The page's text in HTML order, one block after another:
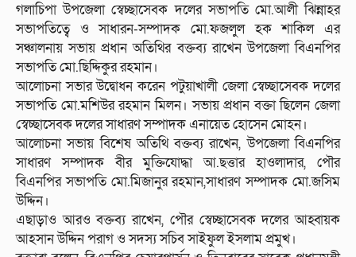
গলাচিপা উপজেলা স্বেচ্ছাসেবক দলের সভাপতি মো.আলী ঝিন্নাহর
সভাপতিত্বে ও সাধারন-সম্পাদক মো.ফজলুল হক শাকিল এর
সঞ্চালনায় সভায় প্রধান অতিথির বক্তব্য রাখেন উপজেলা বিএনপির
সভাপতি মো.ছিদ্দিকুর রহমান।
আলোচনা সভার উদ্বোধন করেন পটুয়াখালী জেলা স্বেচ্ছাসেবক দলের
সভাপতি মো.মশিউর রহমান মিলন। সভায় প্রধান বক্তা ছিলেন জেলা
স্বেচ্ছাসেবক দলের সাধারণ সম্পাদক এনায়েত হোসেন মোহন।
আলোচনা সভায় বিশেষ অতিথি বক্তব্য রাখেন, উপজেলা বিএনপির
সাধারণ সম্পাদক বীর মুক্তিযোদ্ধা আ.ছত্তার হাওলাদার, পৌর
বিএনপির সভাপতি মো.মিজানুর রহমান,সাধারণ সম্পাদক মো.জসিম
উদ্দিন।
এছাড়াও আরও বক্তব্য রাখেন, পৌর স্বেচ্ছাসেবক দলের আহ্বায়ক
আহসান উদ্দিন পরাগ ও সদস্য সচিব সাইফুল ইসলাম প্রমুখ।